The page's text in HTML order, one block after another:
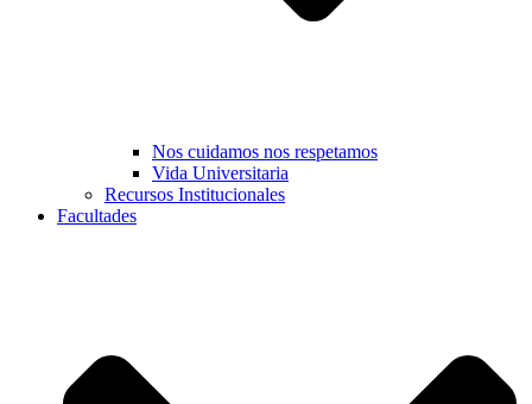
Nos cuidamos nos respetamos
Vida Universitaria
Recursos Institucionales
Facultades